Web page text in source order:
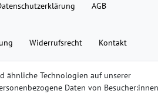
AGB
Widerrufs­recht Kontakt
ähnliche Technologien auf unserer
Daten von Besucher:innen
| Alle Rechte vorbehalten.